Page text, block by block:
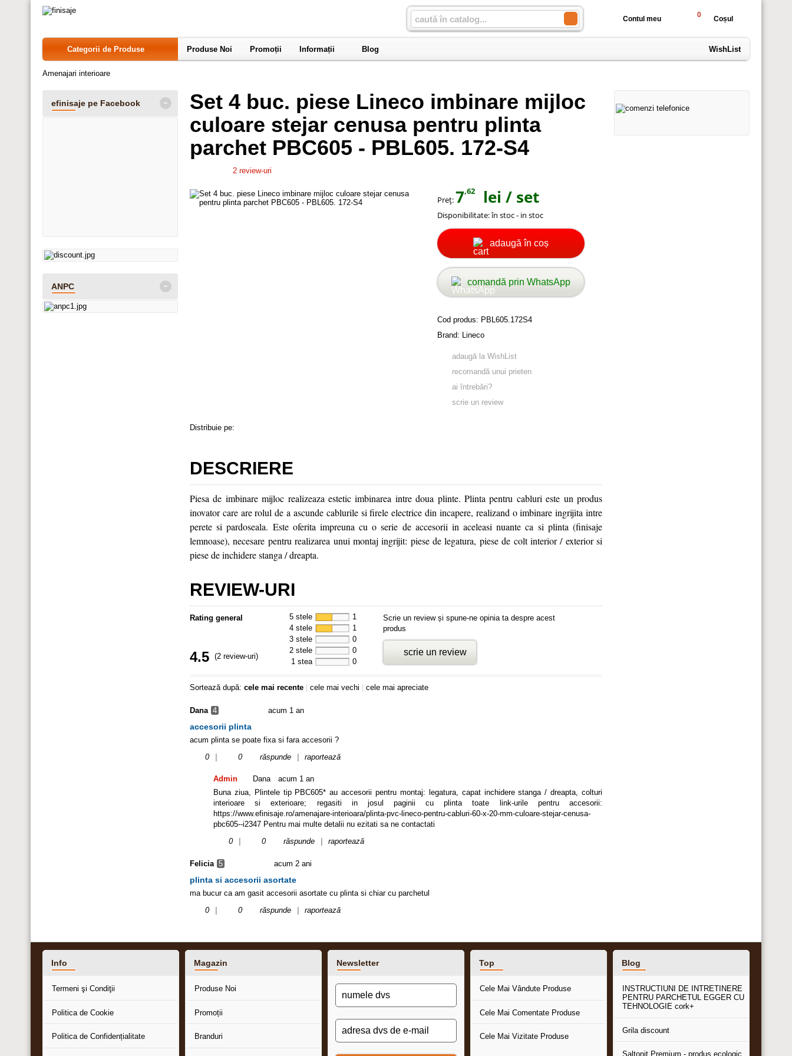
Contul meu 0 Coșul
Categorii de Produse Produse Noi Promoții Informații Blog WishList
Amenajari interioare
Set 4 buc. piese Lineco imbinare mijloc
culoare stejar cenusa pentru plinta
parchet PBC605 - PBL605. 172-S4
2 review-uri
Preţ:7,62 lei / set
Disponibilitate:în stoc - in stoc
adaugă în coș
comandă prin WhatsApp
Cod produs: PBL605.172S4
Brand: Lineco
adaugă la WishList
recomandă unui prieten
ai întrebări?
scrie un review
Distribuie pe:
DESCRIERE
Piesa de imbinare mijloc realizeaza estetic imbinarea intre doua plinte. Plinta pentru cabluri este un produs
inovator care are rolul de a ascunde cablurile si firele electrice din incapere, realizand o imbinare ingrijita intre
perete si pardoseala. Este oferita impreuna cu o serie de accesorii in aceleasi nuante ca si plinta (finisaje
lemnoase), necesare pentru realizarea unui montaj ingrijit: piese de legatura, piese de colt interior / exterior si
piese de inchidere stanga / dreapta.
REVIEW-URI
Rating general
4.5 (2 review-uri)
5 stele
1
4 stele
1
3 stele
0
2 stele
0
1 stea
0
Scrie un review și spune-ne opinia ta despre acest
produs
scrie un review
Sortează după: cele mai recente cele mai vechi cele mai apreciate
Dana 4 acum 1 an
accesorii plinta
acum plinta se poate fixa si fara accesorii ?
0
0 răspunde raportează
Admin Dana . acum 1 an
Buna ziua, Plintele tip PBC605* au accesorii pentru montaj: legatura, capat inchidere stanga / dreapta, colturi
interioare si exterioare; regasiti in josul paginii cu plinta toate link-urile pentru accesorii:
https://www.efinisaje.ro/amenajare-interioara/plinta-pvc-lineco-pentru-cabluri-60-x-20-mm-culoare-stejar-cenusa-
pbc605--i2347 Pentru mai multe detalii nu ezitati sa ne contactati
0
0 răspunde raportează
Felicia 5 acum 2 ani
plinta si accesorii asortate
ma bucur ca am gasit accesorii asortate cu plinta si chiar cu parchetul
0
0 răspunde raportează
efinisaje pe Facebook -
ANPC -
Info
Termeni şi Condiţii
Politica de Cookie
Politica de Confidențialitate
Magazin
Produse Noi
Promoții
Branduri
Newsletter Top
Cele Mai Vândute Produse
Cele Mai Comentate Produse
Cele Mai Vizitate Produse
Blog
INSTRUCTIUNI DE INTRETINERE
PENTRU PARCHETUL EGGER CU
TEHNOLOGIE cork+
Grila discount
Saltonit Premium - produs ecologic